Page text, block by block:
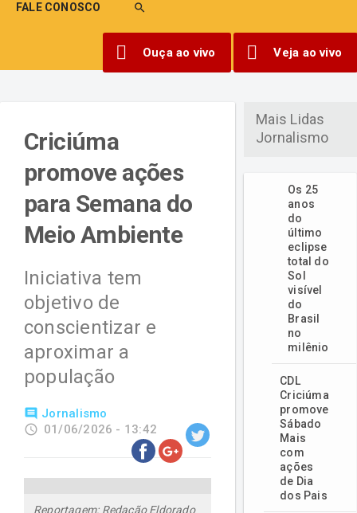
FALE CONOSCO search
Ouça ao vivo Veja ao vivo
Criciúma
promove ações
para Semana do
Meio Ambiente
Iniciativa tem
objetivo de
conscientizar e
aproximar a
população
comment Jornalismo
access_time 01/06/2026 - 13:42
Reportagem: Redação Eldorado
Mais Lidas
Jornalismo
Os 25
anos
do
último
eclipse
total do
Sol
visível
do
Brasil
no
milênio
CDL
Criciúma
promove
Sábado
Mais
com
ações
de Dia
dos Pais